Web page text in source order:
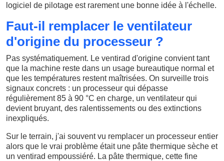
logiciel de pilotage est rarement une bonne idée à l'échelle.
Faut-il remplacer le ventilateur
d'origine du processeur ?
Pas systématiquement. Le ventirad d'origine convient tant
que la machine reste dans un usage bureautique normal et
que les températures restent maîtrisées. On surveille trois
signaux concrets : un processeur qui dépasse
régulièrement 85 à 90 °C en charge, un ventilateur qui
devient bruyant, des ralentissements ou des extinctions
inexpliqués.
Sur le terrain, j'ai souvent vu remplacer un processeur entier
alors que le vrai problème était une pâte thermique sèche et
un ventirad empoussiéré. La pâte thermique, cette fine